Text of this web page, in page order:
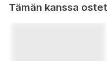
Tämän kanssa